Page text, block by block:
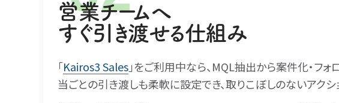
営業チームへ
すぐ引き渡せる仕組み
｢Kairos3 Sales｣をご利用中なら、MQL抽出から案件化・フ
当ごとの引き渡しも柔軟に設定でき、取りこぼしのないアクシ